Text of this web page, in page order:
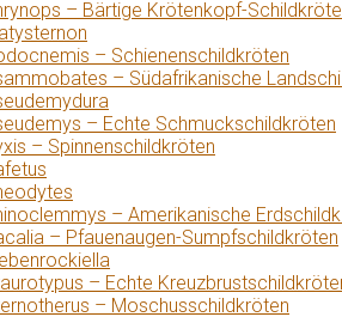
– Bärtige Krötenkopf-
– Schienenschildkröten
– Südafrikanische
– Echte Schmuckschildkröten
– Spinnenschildkröten
– Amerikanische
– Pfauenaugen-Sumpfschildkröten
– Echte
– Moschusschildkröten